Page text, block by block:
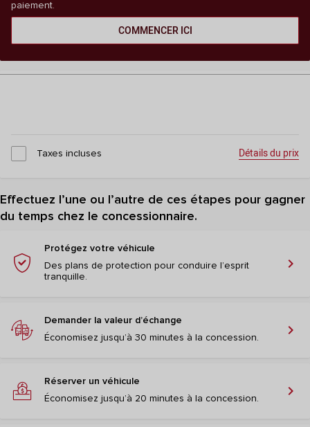
paiement.
COMMENCER ICI
Taxes incluses Détails du prix
Effectuez l’une ou l’autre de ces étapes pour gagner
du temps chez le concessionnaire.
Protégez votre véhicule
Des plans de protection pour conduire l’esprit
tranquille.
chevron_right
Demander la valeur d’échange
Économisez jusqu’à 30 minutes à la concession.
chevron_right
Réserver un véhicule
Économisez jusqu’à 20 minutes à la concession.
chevron_right